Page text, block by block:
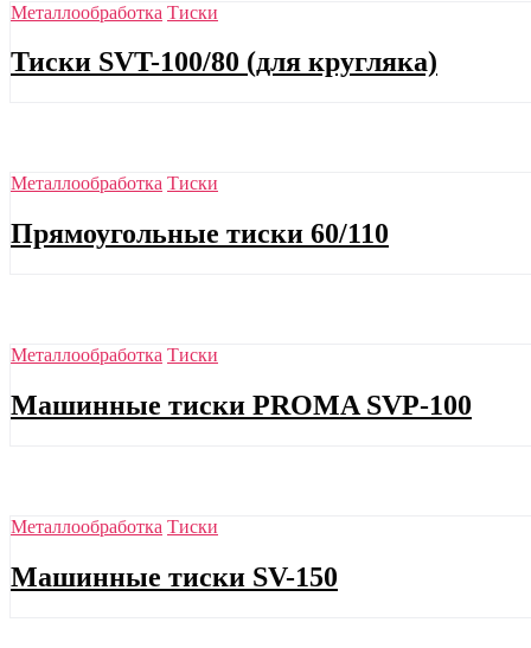
Металлообработка Тиски
Тиски SVT-100/80 (для кругляка)
Металлообработка Тиски
Прямоугольные тиски 60/110
Металлообработка Тиски
Машинные тиски PROMA SVP-100
Металлообработка Тиски
Машинные тиски SV-150